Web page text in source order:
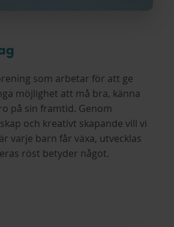
som arbetar för att ge
möjlighet att må bra, känna
på sin framtid. Genom
och kreativt skapande vill vi
varje barn får växa, utvecklas
röst betyder något.